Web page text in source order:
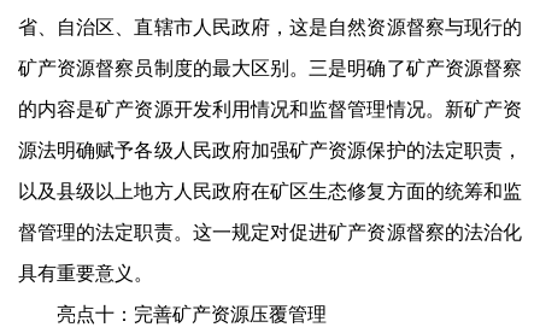
省、自治区、直辖市人民政府，这是自然资源督察与现行的
矿产资源督察员制度的最大区别。三是明确了矿产资源督察
的内容是矿产资源开发利用情况和监督管理情况。新矿产资
源法明确赋予各级人民政府加强矿产资源保护的法定职责，
以及县级以上地方人民政府在矿区生态修复方面的统筹和监
督管理的法定职责。这一规定对促进矿产资源督察的法治化
具有重要意义。
亮点十：完善矿产资源压覆管理